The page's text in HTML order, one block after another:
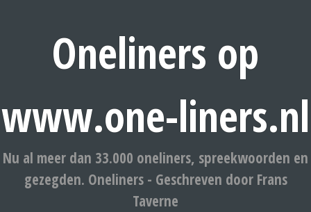
Oneliners op
www.one-liners.nl
Nu al meer dan 33.000 oneliners, spreekwoorden en
gezegden. Oneliners - Geschreven door Frans
Taverne